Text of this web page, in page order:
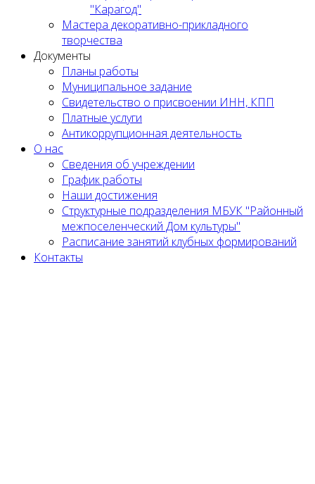
"Карагод"
Мастера декоративно-прикладного
творчества
Документы
Планы работы
Муниципальное задание
Cвидетельство о присвоении ИНН, КПП
Платные услуги
Антикоррупционная деятельность
О нас
Сведения об учреждении
График работы
Наши достижения
Структурные подразделения МБУК "Районный
межпоселенческий Дом культуры"
Расписание занятий клубных формирований
Контакты